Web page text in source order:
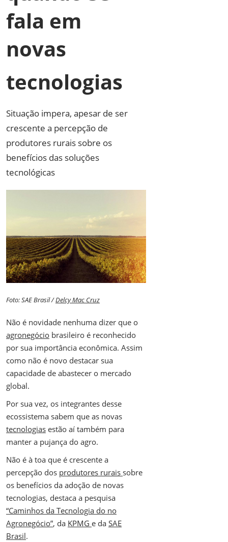
fala em
novas
tecnologias
Situação impera, apesar de ser
crescente a percepção de
produtores rurais sobre os
benefícios das soluções
tecnológicas
Foto: SAE Brasil /Delcy Mac Cruz
Não é novidade nenhuma dizer que o
agronegócio brasileiro é reconhecido
por sua importância econômica. Assim
como não é novo destacar sua
capacidade de abastecer o mercado
global.
Por sua vez, os integrantes desse
ecossistema sabem que as novas
tecnologias estão aí também para
manter a pujança do agro.
Não é à toa que é crescente a
percepção dos produtores rurais sobre
os benefícios da adoção de novas
tecnologias, destaca a pesquisa
“Caminhos da Tecnologia do no
Agronegócio”, da KPMG e da SAE
Brasil.